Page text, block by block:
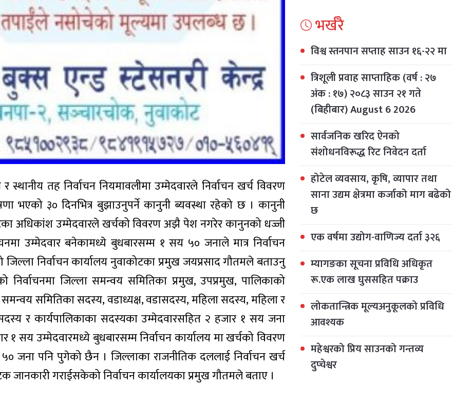
स्थानीय तह निर्वाचन नियमावलीमा उम्मेदवारले निर्वाचन खर्च विवरण
भएको ३० दिनभित्र बुझाउनुपर्ने कानुनी ब्यवस्था रहेको छ । कानुनी
अधिकांश उम्मेदवारले खर्चको विवरण अझै पेश नगरेर कानुनको धज्जी
उम्मेदवार बनेकामध्ये बुधबारसम्म १ सय ५० जनाले मात्र निर्वाचन
निर्वाचन कार्यालय नुवाकोटका प्रमुख जयप्रसाद गौतमले बताउनु
निर्वाचनमा जिल्ला समन्वय समितिका प्रमुख, उपप्रमुख, पालिकाको
समितिका सदस्य, वडाध्यक्ष, वडासदस्य, महिला सदस्य, महिला र
र कार्यपालिकाका सदस्यका उम्मेदवारसहित २ हजार १ सय जना
१ सय उम्मेदवारमध्ये बुधबारसम्म निर्वाचन कार्यालय मा खर्चको विवरण
जना पनि पुगेको छैन । जिल्लाका राजनीतिक दललाई निर्वाचन खर्च
गराईसकेको निर्वाचन कार्यालयका प्रमुख गौतमले बताए ।
भर्खरै
विश्व स्तनपान सप्ताह साउन १६-२२ मा
त्रिशूली प्रवाह साप्ताहिक (वर्ष : २७
अंक : १७) २०८३ साउन २१ गते
(बिहीबार) August 6 2026
सार्वजनिक खरिद ऐनको
संशोधनविरूद्ध रिट निवेदन दर्ता
होटेल व्यवसाय, कृषि, व्यापार तथा
साना उद्यम क्षेत्रमा कर्जाको माग बढेको
छ
एक वर्षमा उद्योग-वाणिज्य दर्ता ३२६
म्यागङका सूचना प्रविधि अधिकृत
रू.एक लाख घुससहित पक्राउ
लोकतान्त्रिक मूल्यअनुकूलको प्रविधि
आवश्यक
महेश्वरको प्रिय साउनको गन्तव्य
दुप्चेश्वर